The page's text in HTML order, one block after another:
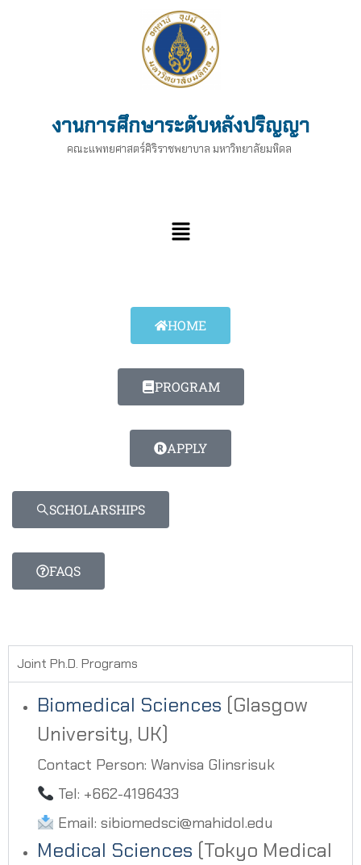
งานการศึกษาระดับหลังปริญญา
คณะแพทยศาสตร์ศิริราชพยาบาล มหาวิทยาลัยมหิดล
HOME
PROGRAM
APPLY
SCHOLARSHIPS
FAQS
Joint Ph.D. Programs
Biomedical Sciences (Glasgow
University, UK)
Contact Person: Wanvisa Glinsrisuk
Tel: +662-4196433
Email: sibiomedsci@mahidol.edu
Medical Sciences (Tokyo Medical